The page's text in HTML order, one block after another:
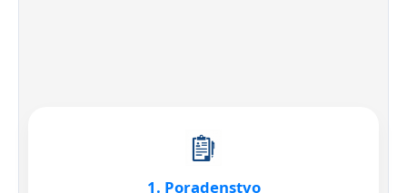
1. Poradenstvo